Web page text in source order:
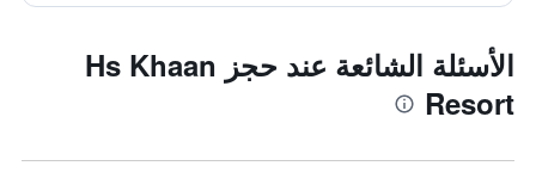
الأسئلة الشائعة عند حجز Hs Khaan
Resort